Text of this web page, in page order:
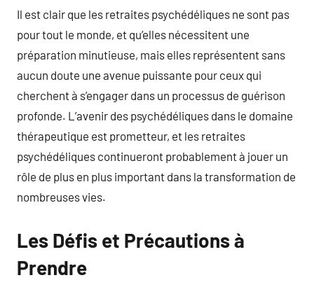
Il est clair que les retraites psychédéliques ne sont pas
pour tout le monde, et qu’elles nécessitent une
préparation minutieuse, mais elles représentent sans
aucun doute une avenue puissante pour ceux qui
cherchent à s’engager dans un processus de guérison
profonde. L’avenir des psychédéliques dans le domaine
thérapeutique est prometteur, et les retraites
psychédéliques continueront probablement à jouer un
rôle de plus en plus important dans la transformation de
nombreuses vies.
Les Défis et Précautions à
Prendre